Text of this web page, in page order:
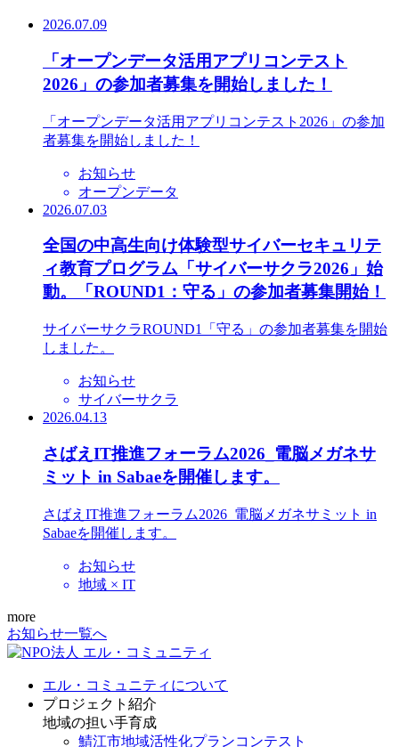
2026.07.09
「オープンデータ活用アプリコンテスト
2026」の参加者募集を開始しました！
「オープンデータ活用アプリコンテスト2026」の参加
者募集を開始しました！
お知らせ
オープンデータ
2026.07.03
全国の中高生向け体験型サイバーセキュリテ
ィ教育プログラム「サイバーサクラ2026」始
動。「ROUND1：守る」の参加者募集開始！
サイバーサクラROUND1「守る」の参加者募集を開始
しました。
お知らせ
サイバーサクラ
2026.04.13
さばえIT推進フォーラム2026_電脳メガネサ
ミット in Sabaeを開催します。
さばえIT推進フォーラム2026_電脳メガネサミット in
Sabaeを開催します。
お知らせ
地域 × IT
more
お知らせ一覧へ
エル・コミュニティについて
プロジェクト紹介
地域の担い手育成
鯖江市地域活性化プランコンテスト